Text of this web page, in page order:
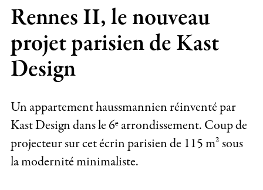
Rennes II, le nouveau
projet parisien de Kast
Design
Un appartement haussmannien réinventé par
Kast Design dans le 6ᵉ arrondissement. Coup de
projecteur sur cet écrin parisien de 115 m² sous
la modernité minimaliste.